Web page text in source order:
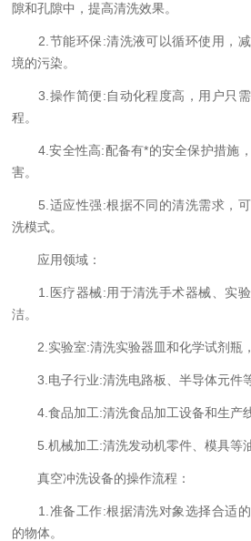
隙和孔隙中，提高清洗效果。
2.节能环保:清洗液可以循环使用，减
境的污染。
3.操作简便:自动化程度高，用户只需
程。
4.安全性高:配备有*的安全保护措施，
害。
5.适应性强:根据不同的清洗需求，可
洗模式。
应用领域：
1.医疗器械:用于清洗手术器械、实验
洁。
2.实验室:清洗实验器皿和化学试剂瓶，
3.电子行业:清洗电路板、半导体元件等
4.食品加工:清洗食品加工设备和生产线
5.机械加工:清洗发动机零件、模具等油
真空冲洗设备的操作流程：
1.准备工作:根据清洗对象选择合适的
的物体。